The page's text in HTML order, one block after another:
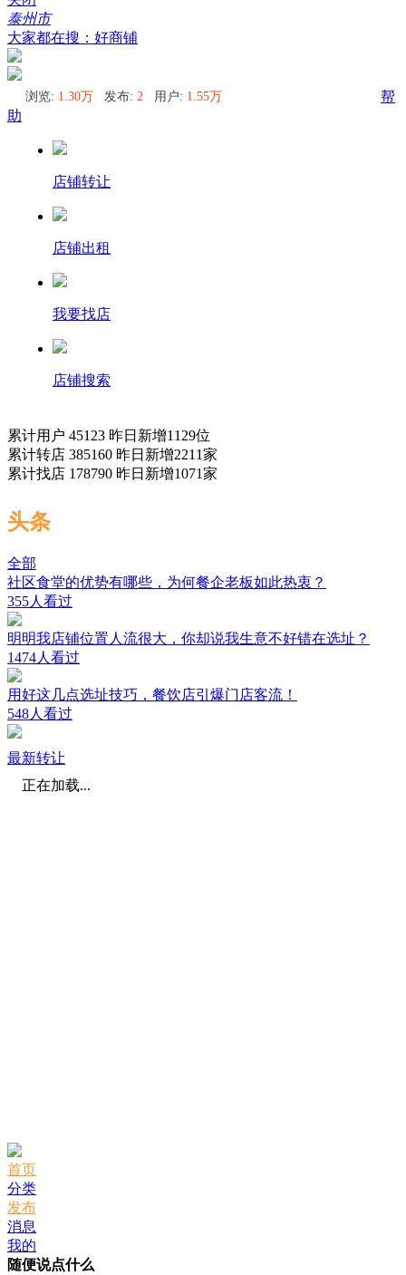
泰州市
大家都在搜：好商铺
浏览: 1.30万 发布: 2 用户: 1.55万
帮
助
店铺转让
店铺出租
我要找店
店铺搜索
累计用户 45123 昨日新增1129位
累计转店 385160 昨日新增2211家
累计找店 178790 昨日新增1071家
头条
全部
社区食堂的优势有哪些，为何餐企老板如此热衷？
355人看过
明明我店铺位置人流很大，你却说我生意不好错在选址？
1474人看过
用好这几点选址技巧，餐饮店引爆门店客流！
548人看过
最新转让
正在加载...
首页
分类
发布
消息
我的
随便说点什么